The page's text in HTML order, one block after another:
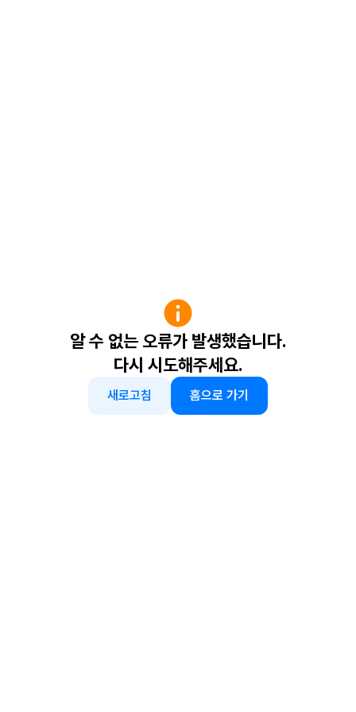
알 수 없는 오류가 발생했습니다.
다시 시도해주세요.
새로고침 홈으로 가기